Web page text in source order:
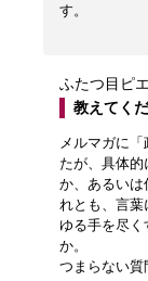
す。
ふたつ目ピ
教えてくだ
メルマガに
たが、具体
か、あるい
れとも、言葉
ゆる手を尽く
か。
つまらない質